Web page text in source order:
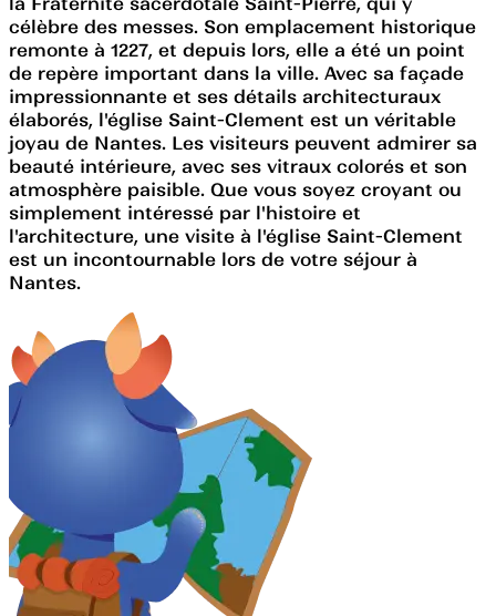
célèbre des messes. Son emplacement historique
remonte à 1227, et depuis lors, elle a été un point
de repère important dans la ville. Avec sa façade
impressionnante et ses détails architecturaux
élaborés, l'église Saint-Clement est un véritable
joyau de Nantes. Les visiteurs peuvent admirer sa
beauté intérieure, avec ses vitraux colorés et son
atmosphère paisible. Que vous soyez croyant ou
simplement intéressé par l'histoire et
l'architecture, une visite à l'église Saint-Clement
est un incontournable lors de votre séjour à
Nantes.